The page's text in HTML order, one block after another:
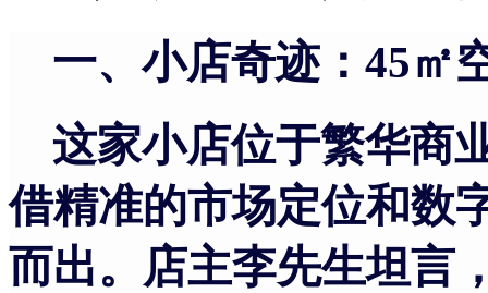
一、小店奇迹： 45㎡
这家小店位于繁华商
借精准的市场定位和数
而出。店主李先生坦言